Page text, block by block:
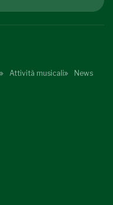
Attività musicali News